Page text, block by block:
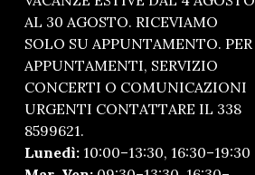
AL 30 AGOSTO. RICEVIAMO
SOLO SU APPUNTAMENTO. PER
APPUNTAMENTI, SERVIZIO
CONCERTI O COMUNICAZIONI
URGENTI CONTATTARE IL 338
8599621.
Lunedì: 10:00–13:30, 16:30–19:30